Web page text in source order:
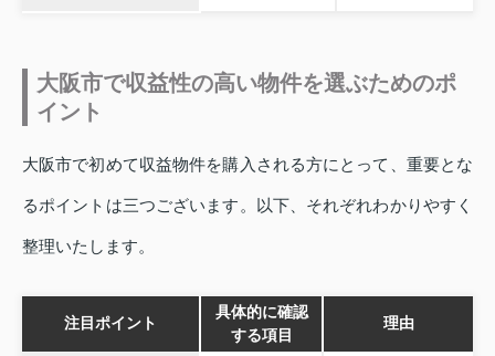
大阪市で収益性の高い物件を選ぶためのポ
イント
大阪市で初めて収益物件を購入される方にとって、重要とな
るポイントは三つございます。以下、それぞれわかりやすく
整理いたします。
注目ポイント
具体的に確認
する項目
理由